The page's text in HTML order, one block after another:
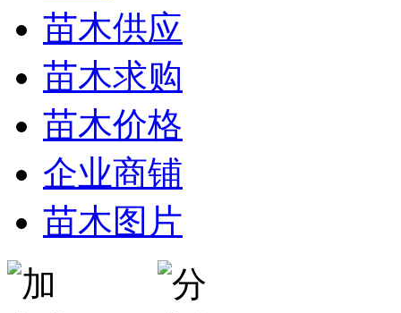
苗木供应
苗木求购
苗木价格
企业商铺
苗木图片